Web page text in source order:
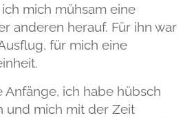
mich mühsam eine
anderen herauf. Für ihn war
für mich eine
Anfänge, ich habe hübsch
und mich mit der Zeit